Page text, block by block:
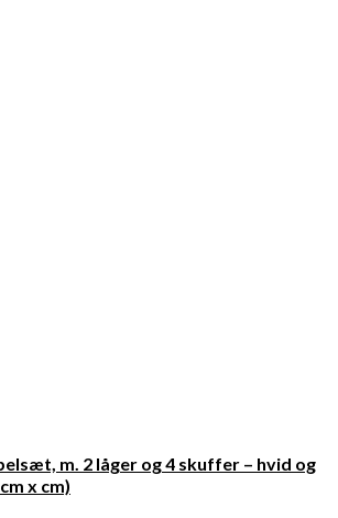
m. 2 låger og 4 skuffer – hvid og
x cm)